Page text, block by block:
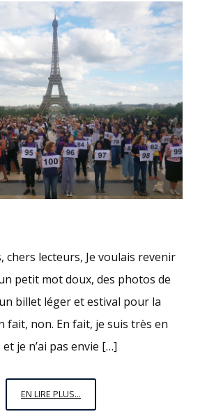
DE
PLOMBERIE.
chers lecteurs, Je voulais revenir
petit mot doux, des photos de
billet léger et estival pour la
fait, non. En fait, je suis très en
je n’ai pas envie […]
EN LIRE PLUS...
LE